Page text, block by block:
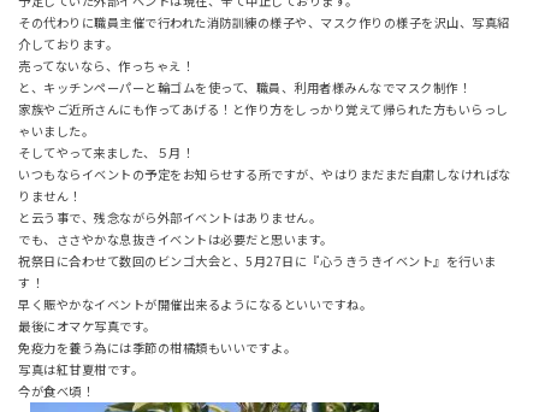
その代わりに職員主催で行われた消防訓練の様子や、マスク作りの様子を沢山、写真紹
介しております。
売ってないなら、作っちゃえ！
と、キッチンペーパーと輪ゴムを使って、職員、利用者様みんなでマスク制作！
家族やご近所さんにも作ってあげる！と作り方をしっかり覚えて帰られた方もいらっし
ゃいました。
そしてやって来ました、５月！
いつもならイベントの予定をお知らせする所ですが、やはりまだまだ自粛しなければな
りません！
と云う事で、残念ながら外部イベントはありません。
でも、ささやかな息抜きイベントは必要だと思います。
祝祭日に合わせて数回のビンゴ大会と、5月27日に『心うきうきイベント』を行いま
す！
早く賑やかなイベントが開催出来るようになるといいですね。
最後にオマケ写真です。
免疫力を養う為には季節の柑橘類もいいですよ。
写真は紅甘夏柑です。
今が食べ頃！